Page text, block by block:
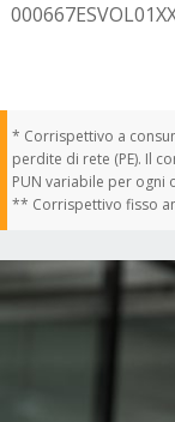
* Corrispettivo a
perdite di rete (PE). Il
PUN variabile per ogni
** Corrispettivo fisso